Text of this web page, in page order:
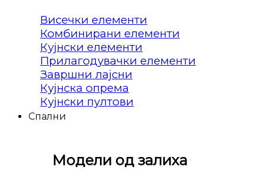
Висечки елементи
Комбинирани елементи
Кујнски елементи
Прилагодувачки елементи
Завршни лајсни
Кујнска опрема
Кујнски пултови
Спални
Модели од залиха